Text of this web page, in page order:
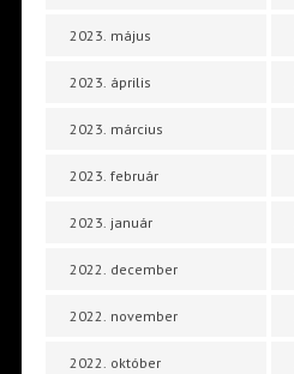
2023. május
2023. április
2023. március
2023. február
2023. január
2022. december
2022. november
2022. október